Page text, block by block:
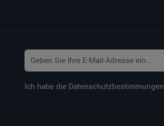
Ich habe die Datenschutzbestimmungen